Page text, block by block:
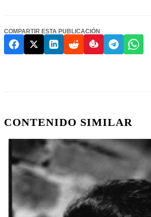
COMPARTIR ESTA PUBLICACIÓN
CONTENIDO SIMILAR